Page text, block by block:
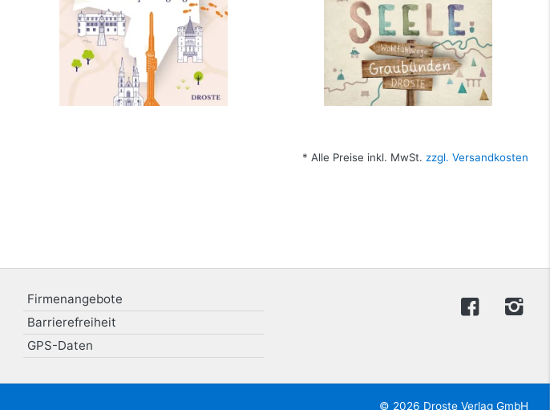
* Alle Preise inkl. MwSt. zzgl. Versandkosten
Firmenangebote
Barrierefreiheit
GPS-Daten
© 2026 Droste Verlag GmbH